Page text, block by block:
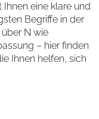
eine klare und
Begriffe in der
über N wie
– hier finden
Ihnen helfen, sich